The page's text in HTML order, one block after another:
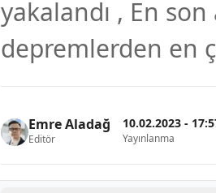
yakalandı , En
depremlerden en
Emre Aladağ
Editör
10.02.2023 -
Yayınlanma